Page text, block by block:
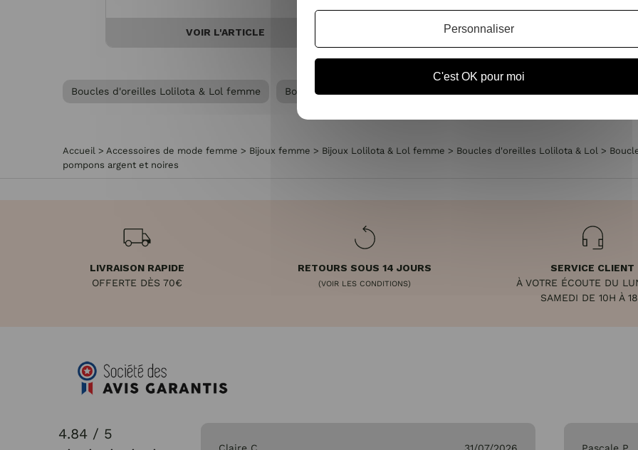
VOIR L'ARTICLE
Boucles d'oreilles Lolilota & Lol femme Boucles d'oreilles femme
Accueil > Accessoires de mode femme > Bijoux femme > Bijoux Lolilota & Lol femme > Boucles d'oreilles Lolilota & Lol >
pompons argent et noires
LIVRAISON RAPIDE
OFFERTE DÈS 70€
RETOURS SOUS 14 JOURS
(VOIR LES CONDITIONS)
SERVICE CLIENT
À VOTRE ÉCOUTE DU
SAMEDI DE 10H À
4.84 / 5
C'est OK pour moi
Personnaliser